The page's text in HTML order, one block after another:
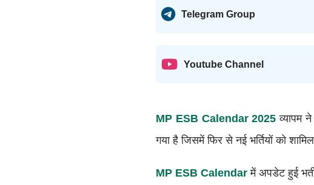
Telegram Group
Youtube Channel
MP ESB Calendar 2025 व्यापम
गया है जिसमें फिर से नई भर्तियों को
MP ESB Calendar में अपडेट हुई